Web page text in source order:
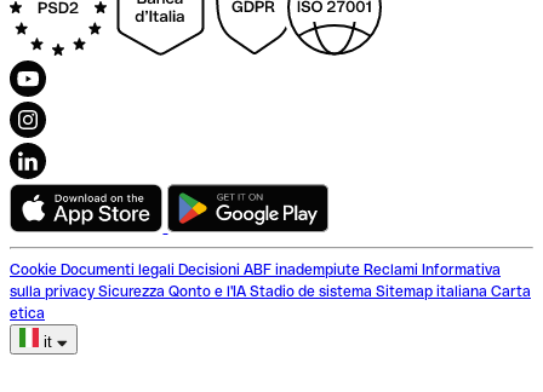
Cookie Documenti legali Decisioni ABF inadempiute Reclami Informativa
sulla privacy Sicurezza Qonto e l'IA Stadio de sistema Sitemap italiana Carta
etica
it